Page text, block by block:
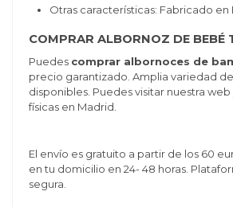
Otras características: Fabricado en
COMPRAR ALBORNOZ DE BEBÉ
Puedes comprar albornoces de
precio garantizado. Amplia variedad
disponibles. Puedes visitar nuestra
físicas en Madrid.
El envío es gratuito a partir de los 60
en tu domicilio en 24- 48 horas.
segura.